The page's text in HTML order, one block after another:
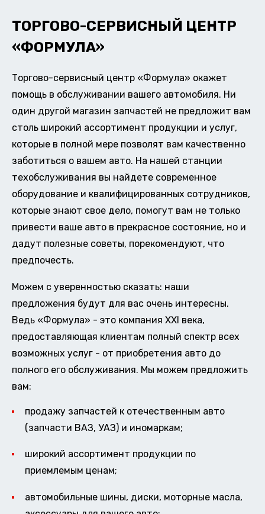
ТОРГОВО-СЕРВИСНЫЙ ЦЕНТР
«ФОРМУЛА»
Торгово-сервисный центр «Формула» окажет
помощь в обслуживании вашего автомобиля. Ни
один другой магазин запчастей не предложит вам
столь широкий ассортимент продукции и услуг,
которые в полной мере позволят вам качественно
заботиться о вашем авто. На нашей станции
техобслуживания вы найдете современное
оборудование и квалифицированных сотрудников,
которые знают свое дело, помогут вам не только
привести ваше авто в прекрасное состояние, но и
дадут полезные советы, порекомендуют, что
предпочесть.
Можем с уверенностью сказать: наши
предложения будут для вас очень интересны.
Ведь «Формула» - это компания XXI века,
предоставляющая клиентам полный спектр всех
возможных услуг - от приобретения авто до
полного его обслуживания. Мы можем предложить
вам:
продажу запчастей к отечественным авто
(запчасти ВАЗ, УАЗ) и иномаркам;
широкий ассортимент продукции по
приемлемым ценам;
автомобильные шины, диски, моторные масла,